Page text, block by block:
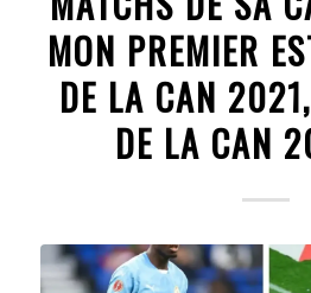
MON PREMIER
DE LA CAN
DE LA CAN